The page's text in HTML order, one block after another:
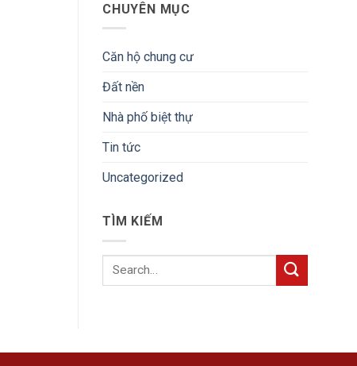
CHUYÊN MỤC
Căn hộ chung cư
Đất nền
Nhà phố biệt thự
Tin tức
Uncategorized
TÌM KIẾM